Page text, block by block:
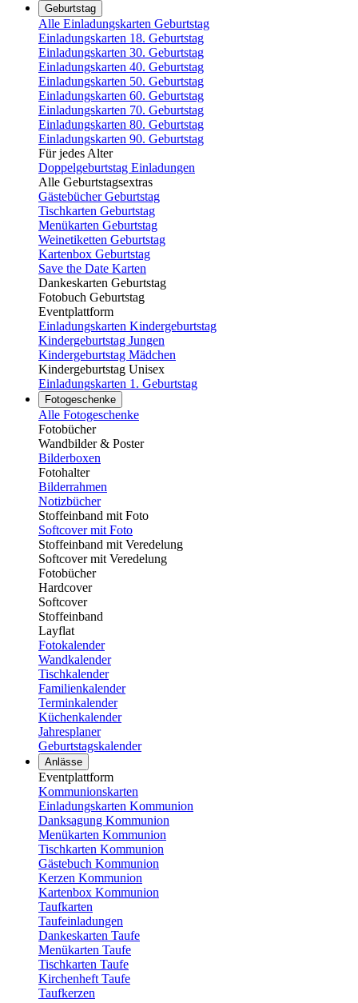
Geburtstag
Alle Einladungskarten Geburtstag
Einladungskarten 18. Geburtstag
Einladungskarten 30. Geburtstag
Einladungskarten 40. Geburtstag
Einladungskarten 50. Geburtstag
Einladungskarten 60. Geburtstag
Einladungskarten 70. Geburtstag
Einladungskarten 80. Geburtstag
Einladungskarten 90. Geburtstag
Für jedes Alter
Doppelgeburtstag Einladungen
Alle Geburtstagsextras
Gästebücher Geburtstag
Tischkarten Geburtstag
Menükarten Geburtstag
Weinetiketten Geburtstag
Kartenbox Geburtstag
Save the Date Karten
Dankeskarten Geburtstag
Fotobuch Geburtstag
Eventplattform
Einladungskarten Kindergeburtstag
Kindergeburtstag Jungen
Kindergeburtstag Mädchen
Kindergeburtstag Unisex
Einladungskarten 1. Geburtstag
Fotogeschenke
Alle Fotogeschenke
Fotobücher
Wandbilder & Poster
Bilderboxen
Fotohalter
Bilderrahmen
Notizbücher
Stoffeinband mit Foto
Softcover mit Foto
Stoffeinband mit Veredelung
Softcover mit Veredelung
Fotobücher
Hardcover
Softcover
Stoffeinband
Layflat
Fotokalender
Wandkalender
Tischkalender
Familienkalender
Terminkalender
Küchenkalender
Jahresplaner
Geburtstagskalender
Anlässe
Eventplattform
Kommunionskarten
Einladungskarten Kommunion
Danksagung Kommunion
Menükarten Kommunion
Tischkarten Kommunion
Gästebuch Kommunion
Kerzen Kommunion
Kartenbox Kommunion
Taufkarten
Taufeinladungen
Dankeskarten Taufe
Menükarten Taufe
Tischkarten Taufe
Kirchenheft Taufe
Taufkerzen